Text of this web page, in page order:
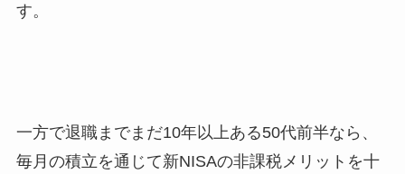
す。
一方で退職までまだ10年以上ある50代前半なら、
毎月の積立を通じて新NISAの非課税メリットを十